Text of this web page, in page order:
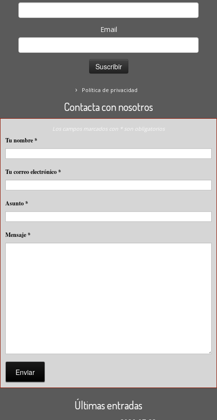
Email
Política de privacidad
Contacta con nosotros
Los campos marcados con * son obligatorios
Tu nombre*
Tu correo electrónico*
Asunto*
Mensaje*
Enviar
Últimas entradas